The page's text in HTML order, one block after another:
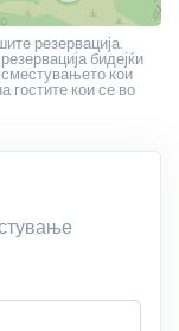
резервација.
бидејќи
кои
гостите кои се во